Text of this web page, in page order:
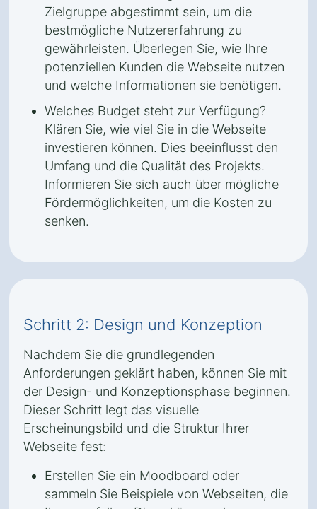
Zielgruppe abgestimmt sein, um die
bestmögliche Nutzererfahrung zu
gewährleisten. Überlegen Sie, wie Ihre
potenziellen Kunden die Webseite nutzen
und welche Informationen sie benötigen.
Welches Budget steht zur Verfügung?
Klären Sie, wie viel Sie in die Webseite
investieren können. Dies beeinflusst den
Umfang und die Qualität des Projekts.
Informieren Sie sich auch über mögliche
Fördermöglichkeiten, um die Kosten zu
senken.
Schritt 2: Design und Konzeption
Nachdem Sie die grundlegenden
Anforderungen geklärt haben, können Sie mit
der Design- und Konzeptionsphase beginnen.
Dieser Schritt legt das visuelle
Erscheinungsbild und die Struktur Ihrer
Webseite fest:
Erstellen Sie ein Moodboard oder
sammeln Sie Beispiele von Webseiten, die